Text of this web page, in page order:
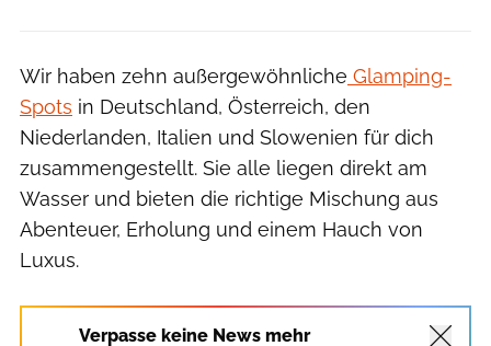
Wir haben zehn außergewöhnliche Glamping-
Spots in Deutschland, Österreich, den
Niederlanden, Italien und Slowenien für dich
zusammengestellt. Sie alle liegen direkt am
Wasser und bieten die richtige Mischung aus
Abenteuer, Erholung und einem Hauch von
Luxus.
Verpasse keine News mehr